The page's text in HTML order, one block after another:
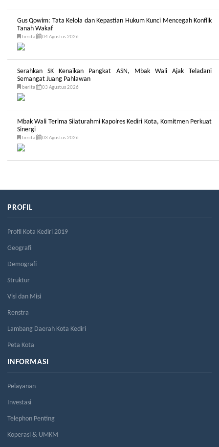
Gus Qowim: Tata Kelola dan Kepastian Hukum Kunci Mencegah Konflik
Tanah Wakaf
berita 04 Agustus 2026
Serahkan SK Kenaikan Pangkat ASN, Mbak Wali Ajak Teladani
Semangat Juang Pahlawan
berita 03 Agustus 2026
Mbak Wali Terima Silaturahmi Kapolres Kediri Kota, Komitmen Perkuat
Sinergi
berita 03 Agustus 2026
PROFIL
Profil Kota Kediri 2019
Geografi
Demografi
Struktur
Visi dan Misi
Renstra
Lambang Daerah Kota Kediri
Peta Kota
INFORMASI
Pelayanan
Investasi
Telephon Penting
Koperasi & UMKM